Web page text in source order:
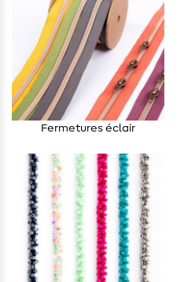
Fermetures éclair